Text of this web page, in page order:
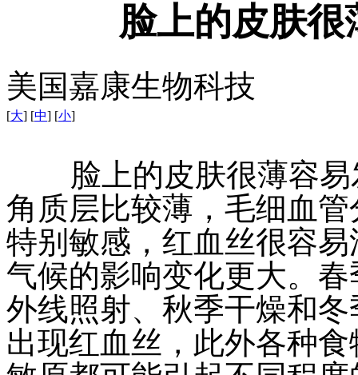
脸上的皮肤
美国嘉康生物科技
[大] [中] [小]
脸上的皮肤很薄容易
角质层比较薄，毛细血
特别敏感，红血丝很容
气候的影响变化更大。
外线照射、秋季干燥和
出现红血丝，此外各种